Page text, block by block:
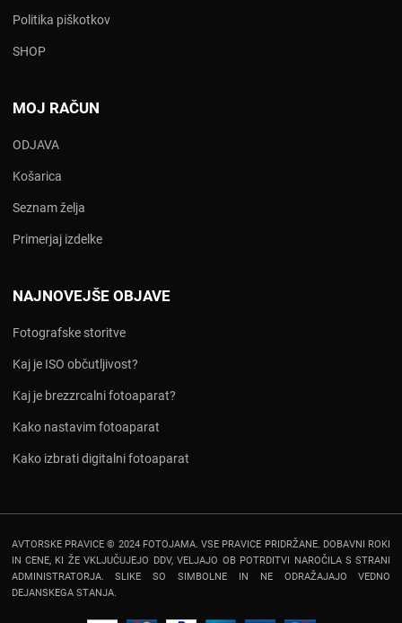
Politika piškotkov
SHOP
MOJ RAČUN
ODJAVA
Košarica
Seznam želja
Primerjaj izdelke
NAJNOVEJŠE OBJAVE
Fotografske storitve
Kaj je ISO občutljivost?
Kaj je brezzrcalni fotoaparat?
Kako nastavim fotoaparat
Kako izbrati digitalni fotoaparat
AVTORSKE PRAVICE © 2024 FOTOJAMA. VSE PRAVICE PRIDRŽANE. DOBAVNI ROKI
IN CENE, KI ŽE VKLJUČUJEJO DDV, VELJAJO OB POTRDITVI NAROČILA S STRANI
ADMINISTRATORJA. SLIKE SO SIMBOLNE IN NE ODRAŽAJAJO VEDNO
DEJANSKEGA STANJA.